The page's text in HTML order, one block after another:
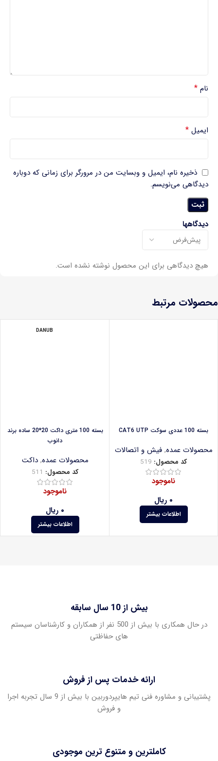
دیدگاهها
هیچ دیدگاهی برای این محصول نوشته نشده است.
نام *
ایمیل *
ذخیره نام، ایمیل و وبسایت من در مرورگر برای زمانی که دوباره
دیدگاهی می‌نویسم.
محصولات مرتبط
بسته 100 عددی سوکت CAT6 UTP
محصولات عمده,فیش و اتصالات
کد محصول: 519
ناموجود
۰ ریال
اطلاعات بیشتر
DANUB
بسته 100 متری داکت 20*20 ساده برند
دانوب
محصولات عمده,داکت
کد محصول: 511
ناموجود
۰ ریال
اطلاعات بیشتر
بیش از 10 سال سابقه
در حال همکاری با بیش از 500 نفر از همکاران و کارشناسان سیستم
های حفاظتی
ارائه خدمات پس از فروش
پشتیبانی و مشاوره فنی تیم هایپردوربین با بیش از 9 سال تجربه اجرا
و فروش
کاملترین و متنوع ترین موجودی